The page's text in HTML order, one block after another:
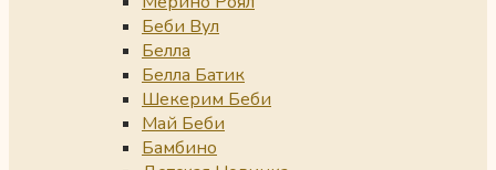
Беби Вул
Белла
Белла Батик
Шекерим Беби
Май Беби
Бамбино